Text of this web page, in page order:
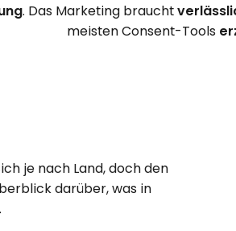
. Das Marketing braucht
meisten Consent-Tools
je nach Land, doch den
darüber, was in